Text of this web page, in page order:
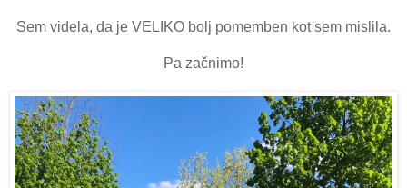
Sem videla, da je VELIKO bolj pomemben kot sem mislila.
Pa začnimo!